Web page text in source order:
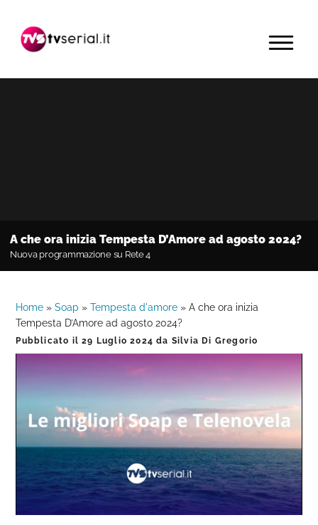
navigazione
contenuto
barra
primaria
MENU
A che ora inizia Tempesta D’Amore ad agosto 2024?
Nuova programmazione su Rete 4
Home »Soap »Tempesta d'amore »A che ora inizia
Tempesta D’Amore ad agosto 2024?
Pubblicato il29 Luglio 2024 da Silvia Di Gregorio
0%
0%